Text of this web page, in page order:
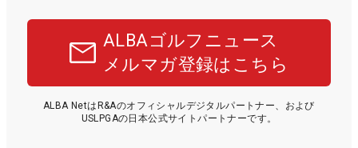
ALBAゴルフニュース
メルマガ登録はこちら
ALBA NetはR&Aのオフィシャルデジタルパートナー、および
USLPGAの日本公式サイトパートナーです。